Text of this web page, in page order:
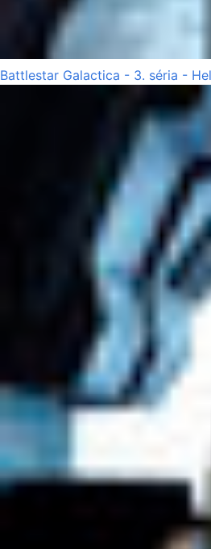
Battlestar Galactica - 3. séria -